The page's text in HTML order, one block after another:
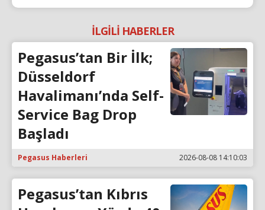
İLGİLİ HABERLER
Pegasus’tan Bir İlk;
Düsseldorf
Havalimanı’nda Self-
Service Bag Drop
Başladı
Pegasus Haberleri 2026-08-08 14:10:03
Pegasus’tan Kıbrıs